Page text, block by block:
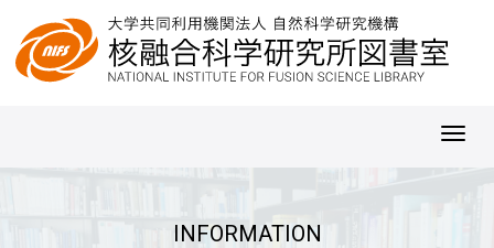
INFORMATION